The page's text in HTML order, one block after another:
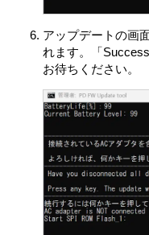
ものとします。
お客さまは、本契
みお客さまの許諾
譲渡することがで
許諾ソフトウェア
ュアルなどの関連
および本契約書を
契約の条項に同意
第5条 （許諾ソフトウ
許諾ソフトウェアに関
はVAIOが本契約に基
アップデートの画
れます。「
お待ちください。